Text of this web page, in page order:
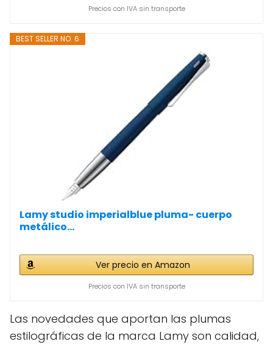
Precios con IVA sin transporte
BEST SELLER NO. 6
Lamy studio imperialblue pluma- cuerpo
metálico...
Ver precio en Amazon
Precios con IVA sin transporte
Las novedades que aportan las plumas
estilográficas de la marca Lamy son calidad,